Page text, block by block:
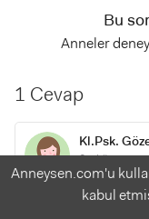
Bu
Anneler
1 Cevap
Kl.Psk.
2 yıl önce
Merhaba, ben
Anneysen.com'u
kabul